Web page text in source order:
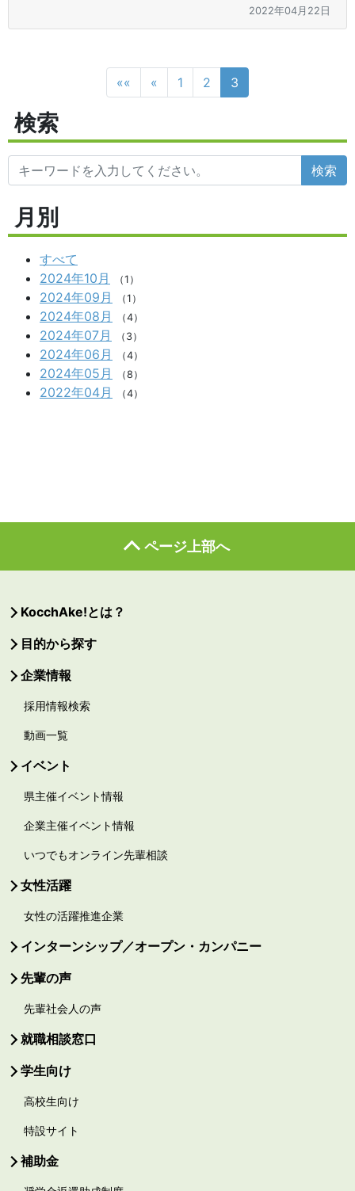
2022年04月22日
«« « 1 2 3
検索
検索
月別
すべて
2024年10月
（1）
2024年09月 （1）
2024年08月 （4）
2024年07月 （3）
2024年06月 （4）
2024年05月 （8）
2022年04月 （4）
ページ上部へ
KocchAke!とは？
目的から探す
企業情報
採用情報検索
動画一覧
イベント
県主催イベント情報
企業主催イベント情報
いつでもオンライン先輩相談
女性活躍
女性の活躍推進企業
インターンシップ／オープン・カンパニー
先輩の声
先輩社会人の声
就職相談窓口
学生向け
高校生向け
特設サイト
補助金